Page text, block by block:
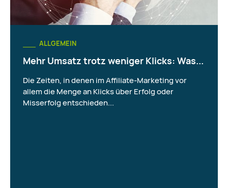
ALLGEMEIN
Mehr Umsatz trotz weniger Klicks: Was...
Die Zeiten, in denen im Affiliate-Marketing vor
allem die Menge an Klicks über Erfolg oder
Misserfolg entschieden...